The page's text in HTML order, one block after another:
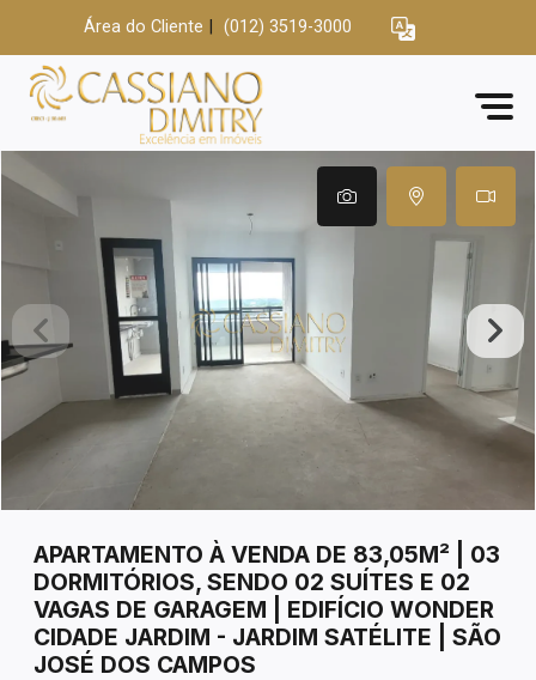
Área do Cliente (012) 3519-3000
APARTAMENTO À VENDA DE 83,05M² | 03
DORMITÓRIOS, SENDO 02 SUÍTES E 02
VAGAS DE GARAGEM | EDIFÍCIO WONDER
CIDADE JARDIM - JARDIM SATÉLITE | SÃO
JOSÉ DOS CAMPOS